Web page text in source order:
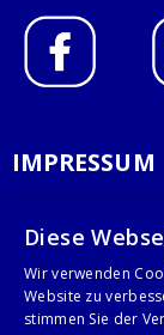
IMPRESSUM
AGB
KONTAKT
Diese
Wir verwenden
Website zu
stimmen Sie der